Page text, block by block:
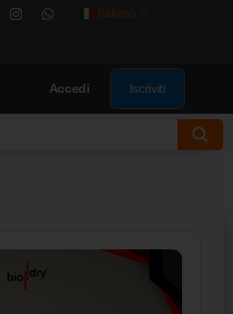
Italiano
Accedi Iscriviti